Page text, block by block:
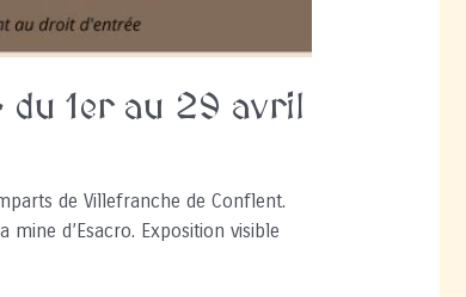
du 1er au 29 avril
de Villefranche de Conflent.
d’Esacro. Exposition visible